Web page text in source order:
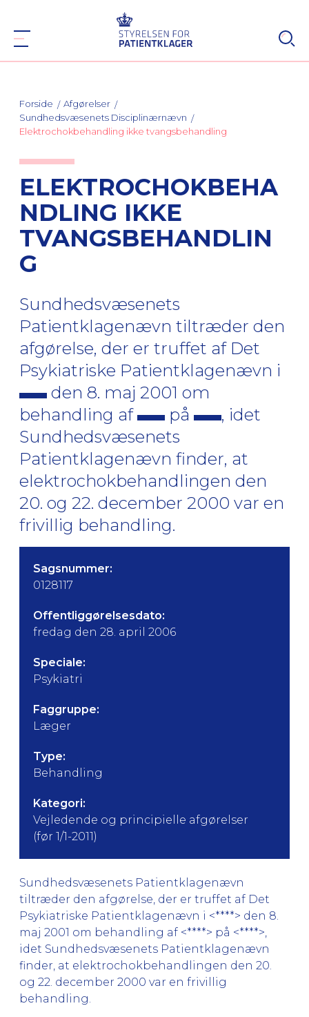
Forside
Afgørelser
Sundhedsvæsenets Disciplinærnævn
Elektrochokbehandling ikke tvangsbehandling
ELEKTROCHOKBEHA
NDLING IKKE
TVANGSBEHANDLIN
G
Sundhedsvæsenets
Patientklagenævn tiltræder den
afgørelse, der er truffet af Det
Psykiatriske Patientklagenævn i
den 8. maj 2001 om
behandling af
på
, idet
Sundhedsvæsenets
Patientklagenævn finder, at
elektrochokbehandlingen den
20. og 22. december 2000 var en
frivillig behandling.
Sagsnummer:
0128117
Offentliggørelsesdato:
fredag den 28. april 2006
Speciale:
Psykiatri
Faggruppe:
Læger
Type:
Behandling
Kategori:
Vejledende og principielle afgørelser
(før 1/1-2011)
Sundhedsvæsenets Patientklagenævn
tiltræder den afgørelse, der er truffet af Det
Psykiatriske Patientklagenævn i <****> den 8.
maj 2001 om behandling af <****> på <****>,
idet Sundhedsvæsenets Patientklagenævn
finder, at elektrochokbehandlingen den 20.
og 22. december 2000 var en frivillig
behandling.